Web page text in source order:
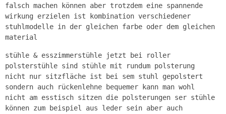
falsch machen können aber trotzdem eine spannende
wirkung erzielen ist kombination verschiedener
stuhlmodelle in der gleichen farbe oder dem gleichen
material
stühle & esszimmerstühle jetzt bei roller
polsterstühle sind stühle mit rundum polsterung
nicht nur sitzfläche ist bei sem stuhl gepolstert
sondern auch rückenlehne bequemer kann man wohl
nicht am esstisch sitzen die polsterungen ser stühle
können zum beispiel aus leder sein aber auch